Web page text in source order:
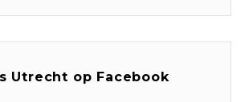
Utrecht op Facebook